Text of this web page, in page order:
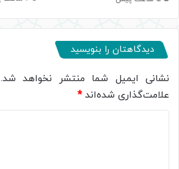
دیدگاهتان را بنویسید
نشانی ایمیل شما منتشر نخواهد شد.
علامت‌گذاری شده‌اند*